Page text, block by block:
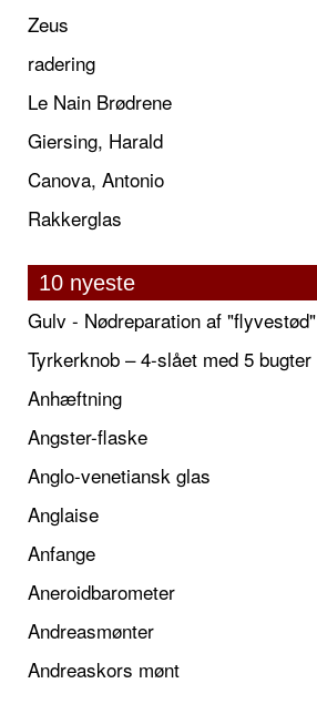
Zeus
radering
Le Nain Brødrene
Giersing, Harald
Canova, Antonio
Rakkerglas
10 nyeste
Gulv - Nødreparation af "flyvestød"
Tyrkerknob – 4-slået med 5 bugter
Anhæftning
Angster-flaske
Anglo-venetiansk glas
Anglaise
Anfange
Aneroidbarometer
Andreasmønter
Andreaskors mønt